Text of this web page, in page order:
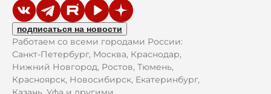
подписаться на новости
Работаем со всеми городами России:
Санкт-Петербург, Москва, Краснодар,
Нижний Новгород, Ростов, Тюмень,
Красноярск, Новосибирск, Екатеринбург,